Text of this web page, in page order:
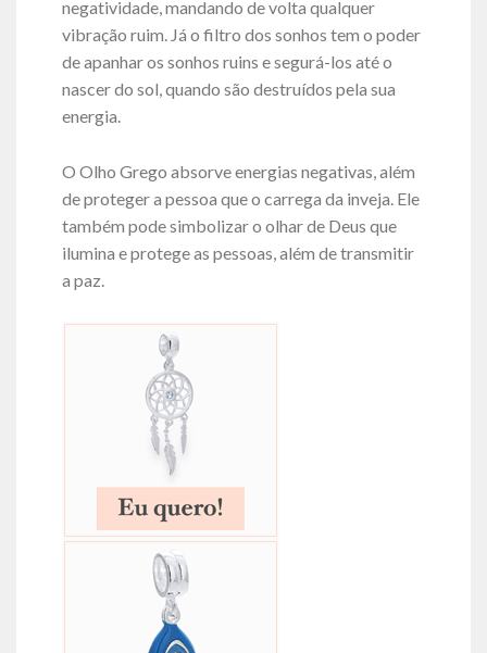
negatividade, mandando de volta qualquer
vibração ruim. Já o filtro dos sonhos tem o poder
de apanhar os sonhos ruins e segurá-los até o
nascer do sol, quando são destruídos pela sua
energia.
O Olho Grego absorve energias negativas, além
de proteger a pessoa que o carrega da inveja. Ele
também pode simbolizar o olhar de Deus que
ilumina e protege as pessoas, além de transmitir
a paz.